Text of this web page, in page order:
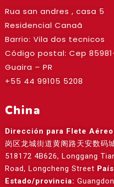
Rua san andres , casa 5
Residencial Canaã
Barrio: Vila dos tecnicos
Código postal: Cep
Guaira – PR
+55 44 99105 5208
China
Dirección para Flete Aéreo
岗区龙城街道黄阁路天安数码
518172 4B626, Longgang
Road, Longcheng Street
Estado/provincia: